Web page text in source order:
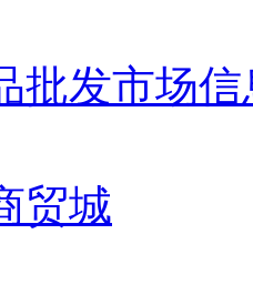
批发市场
贸城